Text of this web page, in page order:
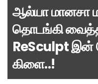
ஆல்யா மானசா
தொடங்கி
ReSculpt இன்
கிளை..!